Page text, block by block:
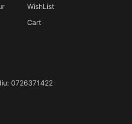
WishList
Cart
0726371422